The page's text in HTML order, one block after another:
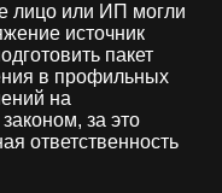
лицо или ИП могли
источник
пакет
в профильных
на
за это
ответственность